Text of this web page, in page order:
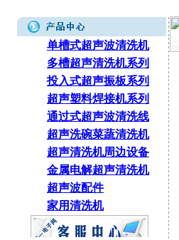
单槽式超声波清洗机
多槽超声清洗机系列
投入式超声振板系列
超声塑料焊接机系列
通过式超声波清洗线
超声洗碗菜蔬清洗机
超声清洗机周边设备
金属电解超声清洗机
超声波配件
家用清洗机